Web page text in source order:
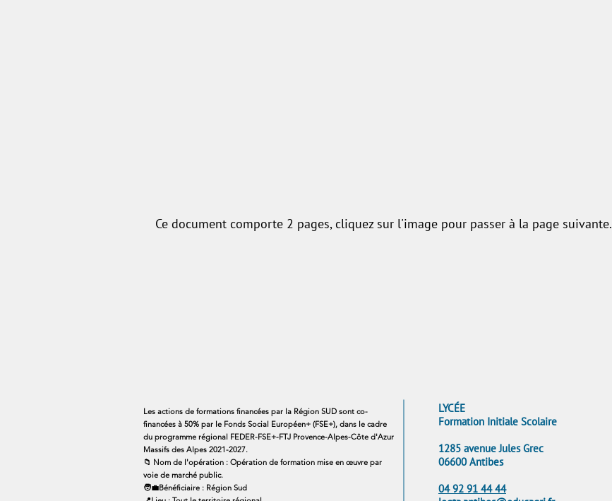
Ce document comporte 2 pages, cliquez sur l'image pour passer à la page suivante.
LYCÉE
Formation Initiale Scolaire
1285 avenue Jules Grec
06600 Antibes
04 92 91 44 44
Les actions de formations financées par la Région SUD sont co-
financées à 50% par le Fonds Social Européen+ (FSE+), dans le cadre
du programme régional FEDER-FSE+-FTJ Provence-Alpes-Côte d'Azur
Massifs des Alpes 2021-2027.
📁 Nom de l'opération : Opération de formation mise en œuvre par
voie de marché public.
🧑‍💼Bénéficiaire : Région Sud